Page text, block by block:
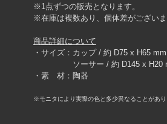
※1点ずつの販売となります。
※在庫は複数あり、個体差がございま
商品詳細について
・サイズ：カップ / 約 D75 x H65
ソーサー / 約 D145 x H20
・素 材：陶器
※モニタにより実際の色と多少異なることがあり